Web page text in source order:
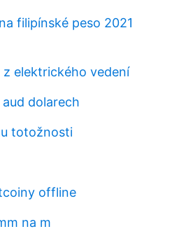
filipínské peso 2021
elektrického vedení
dolarech
totožnosti
offline
na m